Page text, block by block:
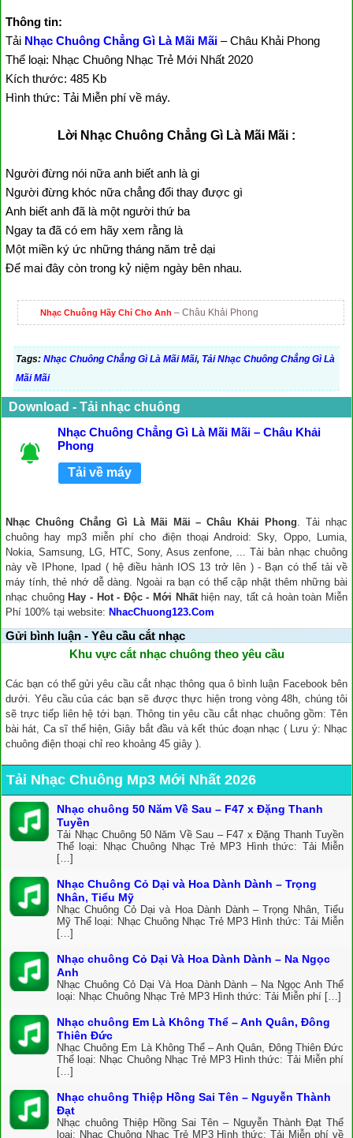
Thông tin:
Tải Nhạc Chuông Chẳng Gì Là Mãi Mãi – Châu Khải Phong
Thể loại: Nhạc Chuông Nhạc Trẻ Mới Nhất 2020
Kích thước: 485 Kb
Hình thức: Tải Miễn phí về máy.
Lời Nhạc Chuông Chẳng Gì Là Mãi Mãi :
Người đừng nói nữa anh biết anh là gi
Người đừng khóc nữa chẳng đổi thay được gì
Anh biết anh đã là một người thứ ba
Ngay ta đã có em hãy xem rằng là
Một miền ký ức những tháng năm trẻ dại
Để mai đây còn trong kỷ niệm ngày bên nhau.
Nhạc Chuông Hãy Chỉ Cho Anh – Châu Khải Phong
Tags: Nhạc Chuông Chẳng Gì Là Mãi Mãi, Tải Nhạc Chuông Chẳng Gì Là
Mãi Mãi
Download - Tải nhạc chuông
Nhạc Chuông Chẳng Gì Là Mãi Mãi – Châu Khải
Phong
Tải về máy
Nhạc Chuông Chẳng Gì Là Mãi Mãi – Châu Khải Phong. Tải nhạc
chuông hay mp3 miễn phí cho điện thoại Android: Sky, Oppo, Lumia,
Nokia, Samsung, LG, HTC, Sony, Asus zenfone, ... Tải bản nhạc chuông
này về IPhone, Ipad ( hệ điều hành IOS 13 trở lên ) - Bạn có thể tải về
máy tính, thẻ nhớ dễ dàng. Ngoài ra bạn có thể cập nhật thêm những bài
nhạc chuông Hay - Hot - Độc - Mới Nhấthiện nay, tất cả hoàn toàn Miễn
Phí 100% tại website: NhacChuong123.Com
Gửi bình luận - Yêu cầu cắt nhạc
Khu vực cắt nhạc chuông theo yêu cầu
Các bạn có thể gửi yêu cầu cắt nhạc thông qua ô bình luận Facebook bên
dưới. Yêu cầu của các bạn sẽ được thực hiện trong vòng 48h, chúng tôi
sẽ trực tiếp liên hệ tới bạn. Thông tin yêu cầu cắt nhạc chuông gồm: Tên
bài hát, Ca sĩ thể hiện, Giây bắt đầu và kết thúc đoạn nhạc ( Lưu ý: Nhạc
chuông điện thoại chỉ reo khoảng 45 giây ).
Tải Nhạc Chuông Mp3 Mới Nhất 2026
Nhạc chuông 50 Năm Về Sau – F47 x Đặng Thanh
Tuyền
Tải Nhạc Chuông 50 Năm Về Sau – F47 x Đặng Thanh Tuyền
Thể loại: Nhạc Chuông Nhạc Trẻ MP3 Hình thức: Tải Miễn
[…]
Nhạc Chuông Cỏ Dại và Hoa Dành Dành – Trọng
Nhân, Tiểu Mỹ
Nhạc Chuông Cỏ Dại và Hoa Dành Dành – Trọng Nhân, Tiểu
Mỹ Thể loại: Nhạc Chuông Nhạc Trẻ MP3 Hình thức: Tải Miễn
[…]
Nhạc chuông Cỏ Dại Và Hoa Dành Dành – Na Ngọc
Anh
Nhạc Chuông Cỏ Dại Và Hoa Dành Dành – Na Ngọc Anh Thể
loại: Nhạc Chuông Nhạc Trẻ MP3 Hình thức: Tải Miễn phí […]
Nhạc chuông Em Là Không Thể – Anh Quân, Đông
Thiên Đức
Nhạc Chuông Em Là Không Thể – Anh Quân, Đông Thiên Đức
Thể loại: Nhạc Chuông Nhạc Trẻ MP3 Hình thức: Tải Miễn phí
[…]
Nhạc chuông Thiệp Hồng Sai Tên – Nguyễn Thành
Đạt
Nhạc chuông Thiệp Hồng Sai Tên – Nguyễn Thành Đạt Thể
loại: Nhạc Chuông Nhạc Trẻ MP3 Hình thức: Tải Miễn phí về